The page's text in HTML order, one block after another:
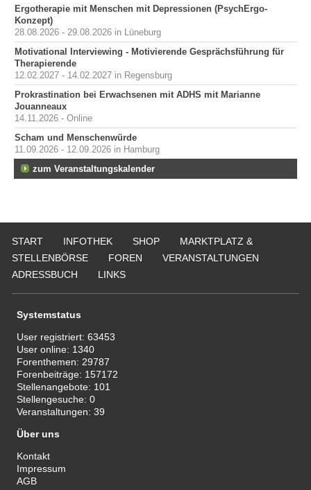
Ergotherapie mit Menschen mit Depressionen (PsychErgo-
Konzept)
28.08.2026 - 29.08.2026 in Lüneburg
Motivational Interviewing - Motivierende Gesprächsführung für
Therapierende
12.02.2027 - 14.02.2027 in Regensburg
Prokrastination bei Erwachsenen mit ADHS mit Marianne
Jouanneaux
14.11.2026 - Online
Scham und Menschenwürde
11.09.2026 - 12.09.2026 in Hamburg
zum Veranstaltungskalender
START INFOTHEK SHOP
MARKTPLATZ &
STELLENBÖRSE
FOREN
VERANSTALTUNGEN
ADRESSBUCH
LINKS
Systemstatus
User registriert:63453
User online: 1340
Forenthemen: 29787
Forenbeiträge: 157172
Stellenangebote: 101
Stellengesuche:0
Veranstaltungen:39
Über uns
Kontakt
Impressum
AGB